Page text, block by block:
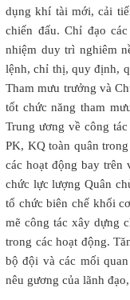
dụng khí tài mới, cải
chiến đấu. Chỉ đạo
nhiệm duy trì nghiêm
lệnh, chỉ thị, quy định,
Tham mưu trưởng và
tốt chức năng tham
Trung ương về công
PK, KQ toàn quân
các hoạt động bay trên
chức lực lượng Quân
tổ chức biên chế khối
mẽ công tác xây dựng
trong các hoạt động.
bộ đội và các mối
nêu gương của lãnh